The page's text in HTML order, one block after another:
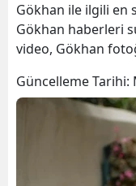
Gökhan ile ilgili en
Gökhan haberleri
video, Gökhan
Güncelleme Tarihi: